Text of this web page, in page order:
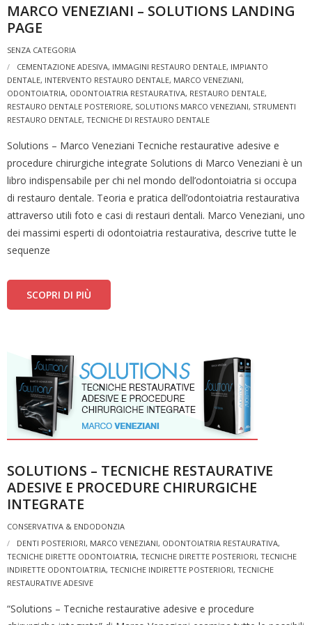
MARCO VENEZIANI – SOLUTIONS LANDING
PAGE
SENZA CATEGORIA
CEMENTAZIONE ADESIVA, IMMAGINI RESTAURO DENTALE, IMPIANTO
DENTALE, INTERVENTO RESTAURO DENTALE, MARCO VENEZIANI,
ODONTOIATRIA, ODONTOIATRIA RESTAURATIVA, RESTAURO DENTALE,
RESTAURO DENTALE POSTERIORE, SOLUTIONS MARCO VENEZIANI, STRUMENTI
RESTAURO DENTALE, TECNICHE DI RESTAURO DENTALE
Solutions – Marco Veneziani Tecniche restaurative adesive e
procedure chirurgiche integrate Solutions di Marco Veneziani è un
libro indispensabile per chi nel mondo dell’odontoiatria si occupa
di restauro dentale. Teoria e pratica dell’odontoiatria restaurativa
attraverso utili foto e casi di restauri dentali. Marco Veneziani, uno
dei massimi esperti di odontoiatria restaurativa, descrive tutte le
sequenze
SCOPRI DI PIÙ
SOLUTIONS – TECNICHE RESTAURATIVE
ADESIVE E PROCEDURE CHIRURGICHE
INTEGRATE
CONSERVATIVA & ENDODONZIA
DENTI POSTERIORI, MARCO VENEZIANI, ODONTOIATRIA RESTAURATIVA,
TECNICHE DIRETTE ODONTOIATRIA, TECNICHE DIRETTE POSTERIORI, TECNICHE
INDIRETTE ODONTOIATRIA, TECNICHE INDIRETTE POSTERIORI, TECNICHE
RESTAURATIVE ADESIVE
“Solutions – Tecniche restaurative adesive e procedure